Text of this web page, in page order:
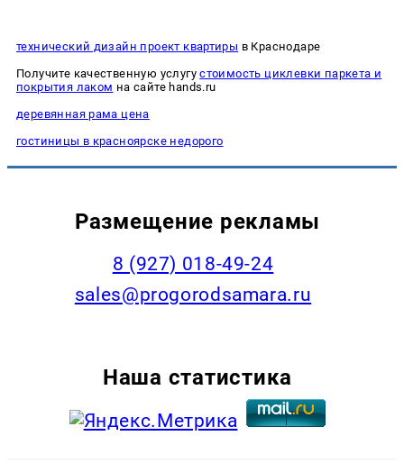
технический дизайн проект квартиры в Краснодаре
Получите качественную услугустоимость циклевки паркета и
покрытия лаком на сайте hands.ru
деревянная рама цена
гостиницы в красноярске недорого
Размещение рекламы
8 (927) 018-49-24
sales@progorodsamara.ru
Наша статистика